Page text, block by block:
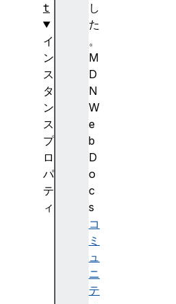
し
た
。
M
D
N
W
e
b
D
o
c
s
コ
ミ
ュ
ニ
テ
t
イ
ン
ス
タ
ン
ス
プ
ロ
パ
テ
ィ